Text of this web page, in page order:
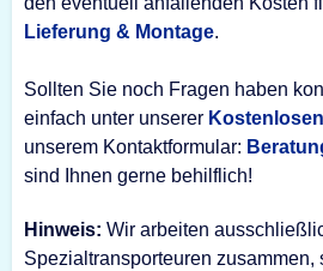
Lieferung & Montage.
Sollten Sie noch Fragen haben
einfach unter unserer
unserem Kontaktformular:
sind Ihnen gerne behilflich!
Hinweis: Wir arbeiten
Spezialtransporteuren zusammen,